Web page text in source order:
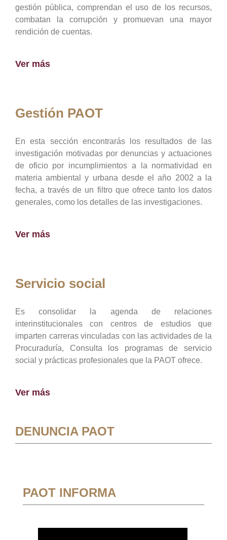
gestión pública, comprendan el uso de los recursos,
combatan la corrupción y promuevan una mayor
rendición de cuentas.
Ver más
Gestión PAOT
En esta sección encontrarás los resultados de las
investigación motivadas por denuncias y actuaciones
de oficio por incumplimientos a la normatividad en
materia ambiental y urbana desde el año 2002 a la
fecha, a través de un filtro que ofrece tanto los datos
generales, como los detalles de las investigaciones.
Ver más
Servicio social
Es consolidar la agenda de relaciones
interinstitucionales con centros de estudios que
imparten carreras vinculadas con las actividades de la
Procuraduría, Consulta los programas de servicio
social y prácticas profesionales que la PAOT ofrece.
Ver más
DENUNCIA PAOT
PAOT INFORMA